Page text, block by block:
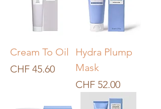
Cream To Oil
Preis
CHF 45.60
Hydra Plump
Mask
Preis
CHF 52.00